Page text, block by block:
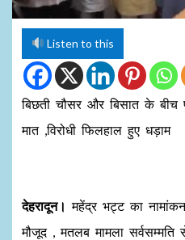
Listen to this
बिछती चौसर और बिसात के बीच
मात ,विरोधी फिलहाल हुए धड़ाम
देहरादून। महेंद्र भट्ट का
मौजूद , मतलब मामला